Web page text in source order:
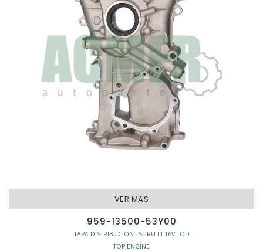
VER MAS
959-13500-53Y00
TAPA DISTRIBUCION TSURU III 16V TOD
TOP ENGINE